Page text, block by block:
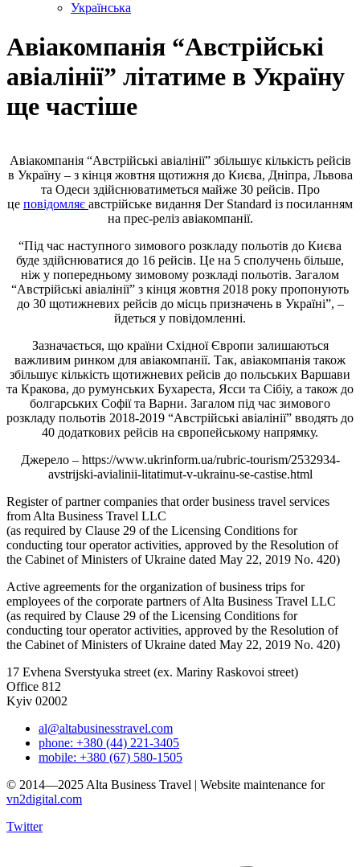
Українська
Авіакомпанія “Австрійські
авіалінії” літатиме в Україну
ще частіше
Авіакомпанія “Австрійські авіалінії” збільшує кількість рейсів
в Україну – з кінця жовтня щотижня до Києва, Дніпра, Львова
та Одеси здійснюватиметься майже 30 рейсів. Про
це повідомляє австрійське видання Der Standard із посиланням
на прес-реліз авіакомпанії.
“Під час наступного зимового розкладу польотів до Києва
буде здійснюватися до 16 рейсів. Це на 5 сполучень більше,
ніж у попередньому зимовому розкладі польотів. Загалом
“Австрійські авіалінії” з кінця жовтня 2018 року пропонують
до 30 щотижневих рейсів до місць призначень в Україні”, –
йдеться у повідомленні.
Зазначається, що країни Східної Європи залишаються
важливим ринком для авіакомпанії. Так, авіакомпанія також
збільшує кількість щотижневих рейсів до польських Варшави
та Кракова, до румунських Бухареста, Ясси та Сібіу, а також до
болгарських Софії та Варни. Загалом під час зимового
розкладу польотів 2018-2019 “Австрійські авіалінії” вводять до
40 додаткових рейсів на європейському напрямку.
Джерело – https://www.ukrinform.ua/rubric-tourism/2532934-
avstrijski-avialinii-litatimut-v-ukrainu-se-castise.html
Register of partner companies that order business travel services
from Alta Business Travel LLC
(as required by Clause 29 of the Licensing Conditions for
conducting tour operator activities, approved by the Resolution of
the Cabinet of Ministers of Ukraine dated May 22, 2019 No. 420)
Active agreements for the organization of business trips for
employees of the corporate partners of Alta Business Travel LLC
(as required by Clause 29 of the Licensing Conditions for
conducting tour operator activities, approved by the Resolution of
the Cabinet of Ministers of Ukraine dated May 22, 2019 No. 420)
17 Evhena Sverstyuka street (ex. Mariny Raskovoi street)
Office 812
Kyiv 02002
al@altabusinesstravel.com
phone: +380 (44) 221-3405
mobile: +380 (67) 580-1505
© 2014—2025 Alta Business Travel | Website maintenance for
vn2digital.com
Twitter